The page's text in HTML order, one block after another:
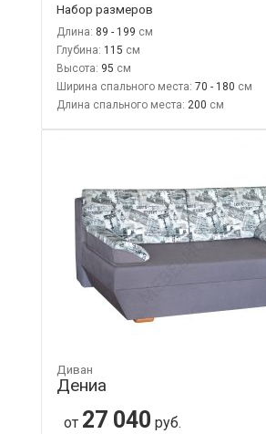
Набор размеров
Длина: 89 - 199
Глубина: 115
Высота: 95
Ширина спального места: 70 - 180
Длина спального места: 200
Диван
Дениа
от 27 040 руб.